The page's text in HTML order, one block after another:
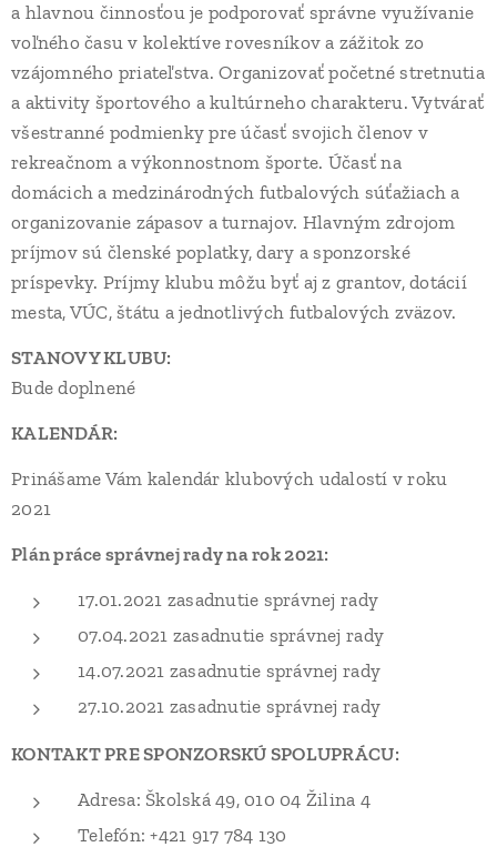
a hlavnou činnosťou je podporovať správne využívanie
voľného času v kolektíve rovesníkov a zážitok zo
vzájomného priateľstva. Organizovať početné stretnutia
a aktivity športového a kultúrneho charakteru. Vytvárať
všestranné podmienky pre účasť svojich členov v
rekreačnom a výkonnostnom športe. Účasť na
domácich a medzinárodných futbalových súťažiach a
organizovanie zápasov a turnajov. Hlavným zdrojom
príjmov sú členské poplatky, dary a sponzorské
príspevky. Príjmy klubu môžu byť aj z grantov, dotácií
mesta, VÚC, štátu a jednotlivých futbalových zväzov.
STANOVY KLUBU:
Bude doplnené
KALENDÁR:
Prinášame Vám kalendár klubových udalostí v roku
2021
Plán práce správnej rady na rok 2021:
17.01.2021 zasadnutie správnej rady
07.04.2021 zasadnutie správnej rady
14.07.2021 zasadnutie správnej rady
27.10.2021 zasadnutie správnej rady
KONTAKT PRE SPONZORSKÚ SPOLUPRÁCU:
Adresa: Školská 49, 010 04 Žilina 4
Telefón: +421 917 784 130